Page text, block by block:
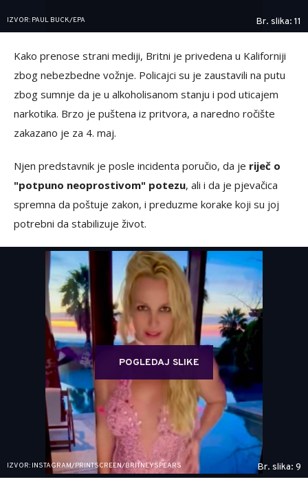
IZVOR: PAUL BUCK/EPA Br. slika: 11
Kako prenose strani mediji, Britni je privedena u Kaliforniji
zbog nebezbedne vožnje. Policajci su je zaustavili na putu
zbog sumnje da je u alkoholisanom stanju i pod uticajem
narkotika. Brzo je puštena iz pritvora, a naredno ročište
zakazano je za 4. maj.
Njen predstavnik je posle incidenta poručio, da je riječ o
"potpuno neoprostivom" potezu, ali i da je pjevačica
spremna da poštuje zakon, i preduzme korake koji su joj
potrebni da stabilizuje život.
POGLEDAJ SLIKE
IZVOR: INSTAGRAM/PRINTSCREEN/BRITNEYSPEARS Br. slika: 9